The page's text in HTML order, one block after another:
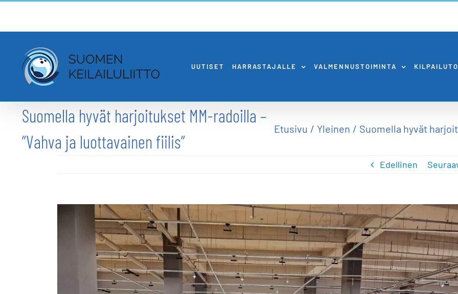
UUTISET HARRASTAJALLE VALMENNUSTOIMINTA
Suomella hyvät harjoitukset MM-radoilla –
”Vahva ja luottavainen fiilis”
Etusivu Yleinen Suomella hyvät
Edellinen
isompana